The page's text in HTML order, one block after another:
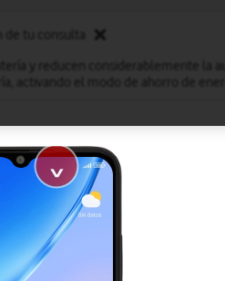
y reducen considerablemente la
activando el modo de ahorro de